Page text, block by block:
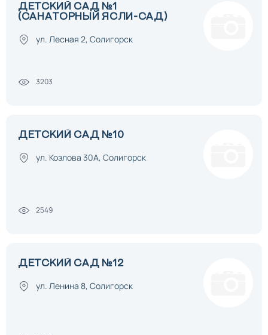
ДЕТСКИЙ САД №1
(САНАТОРНЫЙ ЯСЛИ-САД)
ул. Лесная 2, Солигорск
3203
ДЕТСКИЙ САД №10
ул. Козлова 30А, Солигорск
2549
ДЕТСКИЙ САД №12
ул. Ленина 8, Солигорск